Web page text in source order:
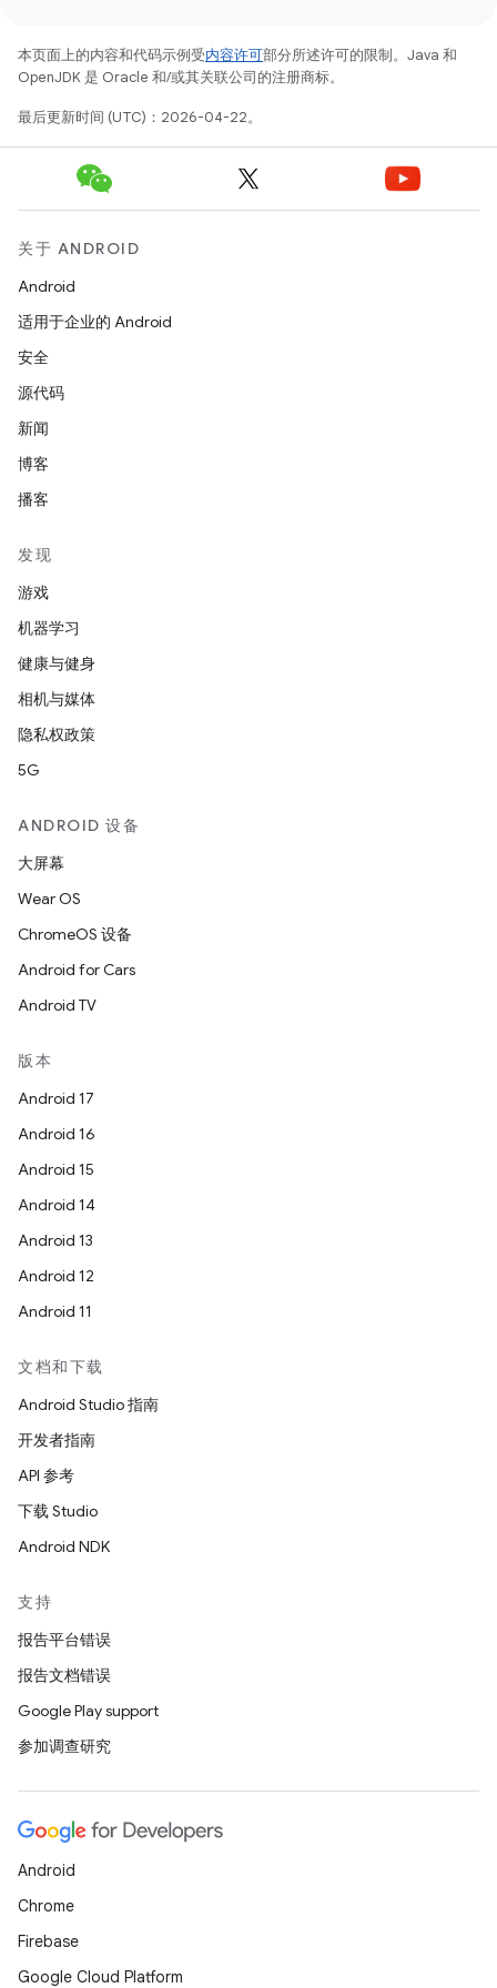
本页面上的内容和代码示例受内容许可部分所述许可的限制。Java 和
OpenJDK 是 Oracle 和/或其关联公司的注册商标。
最后更新时间 (UTC)：2026-04-22。
关于 ANDROID
Android
适用于企业的 Android
安全
源代码
新闻
博客
播客
发现
游戏
机器学习
健康与健身
相机与媒体
隐私权政策
5G
ANDROID 设备
大屏幕
Wear OS
ChromeOS 设备
Android for Cars
Android TV
版本
Android 17
Android 16
Android 15
Android 14
Android 13
Android 12
Android 11
文档和下载
Android Studio 指南
开发者指南
API 参考
下载 Studio
Android NDK
支持
报告平台错误
报告文档错误
Google Play support
参加调查研究
Android
Chrome
Firebase
Google Cloud Platform